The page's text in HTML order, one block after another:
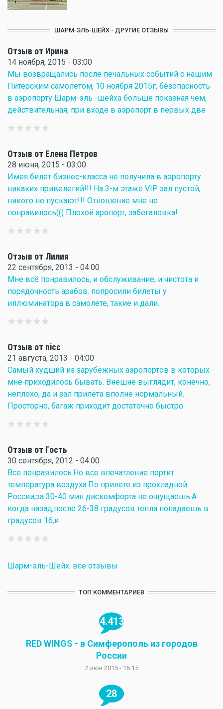
ШАРМ-ЭЛЬ-ШЕЙХ - ДРУГИЕ ОТЗЫВЫ
Отзыв от Ирина
14 ноября, 2015 - 03:00
Мы возвращались после печальных событий с нашим
Питерским самолетом, 10 ноября 2015г, безопасность
в аэропорту Шарм-эль -шейха больше показная чем,
действительная, при входе в аэропорт в первых две
Отзыв от Елена Петров
28 июня, 2015 - 03:00
Имея билет бизнес-класса не получила в аэропорту
никаких привелегий!!! На 3-м этаже VIP зал пустой,
никого не пускают!!! Отношение мне не
понравилось((( Плохой аропорт, забегаловка!
Отзыв от Лилия
22 сентября, 2013 - 04:00
Мне всё понравилось, и обслуживание, и чистота и
порядочность арабов. попросили билеты у
иллюминатора в самолете, такие и дали.
Отзыв от nicc
21 августа, 2013 - 04:00
Самый худший из зарубежных аэропортов в которых
мне приходилось бывать. Внешне выглядит, конечно,
неплохо, да и зал прилёта вполне нормальный.
Просторно, багаж приходит достаточно быстро.
Отзыв от Гость
30 сентября, 2012 - 04:00
Все понравилось.Но все впечатление портит
температура воздуха.По прилете из прохладной
России,за 30-40 мин дискомфорта не ощущаешь.А
когда назад,после 26-38 градусов тепла попадаешь в
градусов 16,и
Шарм-эль-Шейх: все отзывы
ТОП КОММЕНТАРИЕВ
4.413
RED WINGS - в Симферополь из городов
России
2 июн 2015 - 16:15
28